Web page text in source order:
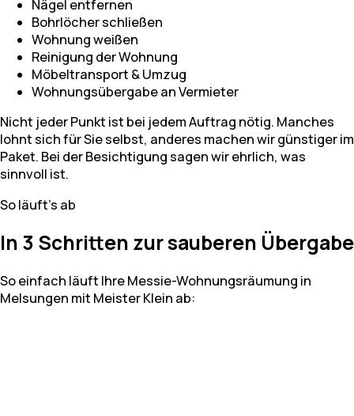
Nägel entfernen
Bohrlöcher schließen
Wohnung weißen
Reinigung der Wohnung
Möbeltransport & Umzug
Wohnungsübergabe an Vermieter
Nicht jeder Punkt ist bei jedem Auftrag nötig. Manches
lohnt sich für Sie selbst, anderes machen wir günstiger im
Paket. Bei der Besichtigung sagen wir ehrlich, was
sinnvoll ist.
So läuft's ab
In 3 Schritten zur sauberen Übergabe
So einfach läuft Ihre Messie-Wohnungsräumung in
Melsungen mit Meister Klein ab: